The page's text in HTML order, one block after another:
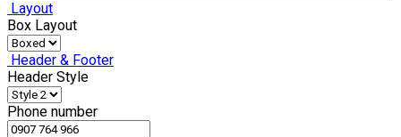
Layout
Box Layout
Header & Footer
Header Style
Phone number